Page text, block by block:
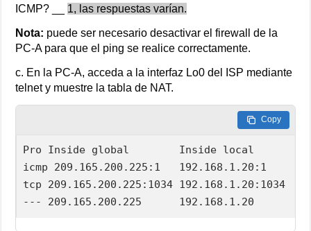
ICMP? __ 1, las respuestas varían.
Nota: puede ser necesario desactivar el firewall de la
PC-A para que el ping se realice correctamente.
c. En la PC-A, acceda a la interfaz Lo0 del ISP mediante
telnet y muestre la tabla de NAT.
Copy
Pro Inside global        Inside local
icmp 209.165.200.225:1   192.168.1.20:1
tcp 209.165.200.225:1034 192.168.1.20:1034
--- 209.165.200.225      192.168.1.20